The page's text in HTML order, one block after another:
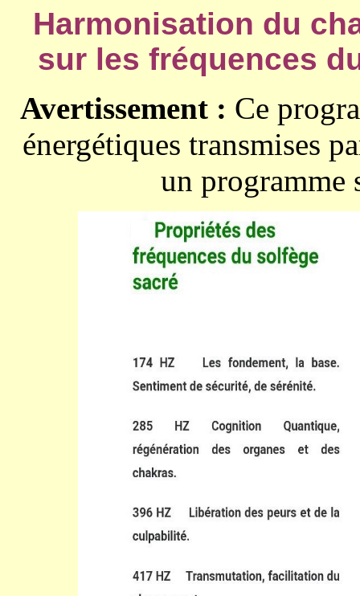
Harmonisation du
sur les fréquences
Avertissement : Ce
énergétiques transmises
un programme